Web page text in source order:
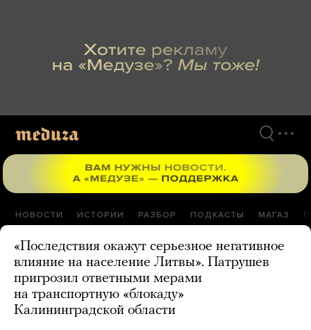
НОВОСТИ ИСТОРИИ РАЗБОР ПОДКАСТЫ МАГАЗ
«Последствия окажут серьезное негативное
влияние на население Литвы». Патрушев
пригрозил ответными мерами
на транспортную «блокаду»
Калининградской области